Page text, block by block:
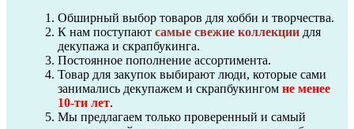
Обширный выбор товаров для хобби и творчества.
К нам поступают самые свежие коллекции для
декупажа и скрапбукинга.
Постоянное пополнение ассортимента.
Товар для закупок выбирают люди, которые сами
занимались декупажем и скрапбукингом не менее
10-ти лет.
Мы предлагаем только проверенный и самый